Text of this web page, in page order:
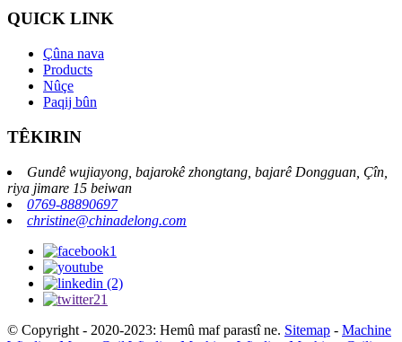
QUICK LINK
Çûna nava
Products
Nûçe
Paqij bûn
TÊKIRIN
Gundê wujiayong, bajarokê zhongtang, bajarê Dongguan, Çîn,
riya jimare 15 beiwan
0769-88890697
christine@chinadelong.com
© Copyright - 2020-2023: Hemû maf parastî ne. Sitemap - Machine